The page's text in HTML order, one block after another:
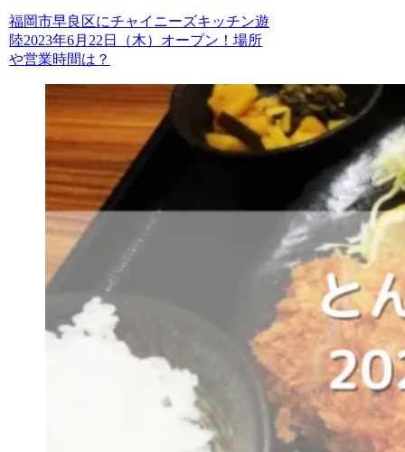
福岡市早良区にチャイニーズキッチン遊
陸2023年6月22日（木）オープン！場所
や営業時間は？